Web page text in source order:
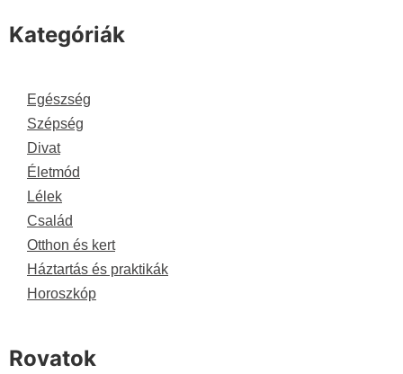
Kategóriák
Egészség
Szépség
Divat
Életmód
Lélek
Család
Otthon és kert
Háztartás és praktikák
Horoszkóp
Rovatok